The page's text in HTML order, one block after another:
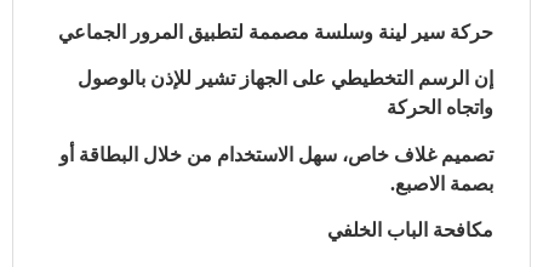
حركة سير لينة وسلسة مصممة لتطبيق المرور الجماعي
إن الرسم التخطيطي على الجهاز تشير للإذن بالوصول
واتجاه الحركة
تصميم غلاف خاص، سهل الاستخدام من خلال البطاقة أو
بصمة الاصبع.
مكافحة الباب الخلفي